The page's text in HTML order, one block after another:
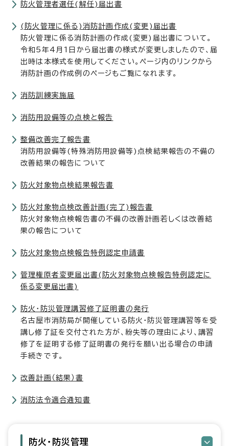
防火管理者選任(解任)届出書
(防火管理に係る)消防計画作成(変更)届出書
防火管理に係る消防計画の作成(変更)届出書について。
令和5年4月1日から届出書の様式が変更しましたので、届
出時は本様式を使用してください。ページ内のリンクから
消防計画の作成例のページもご覧になれます。
消防訓練実施届
消防用設備等の点検と報告
整備改善完了報告書
消防用設備等(特殊消防用設備等)点検結果報告の不備の
改善結果の報告について
防火対象物点検結果報告書
防火対象物点検改善計画(完了)報告書
防火対象物点検報告書の不備の改善計画若しくは改善結
果の報告について
防火対象物点検報告特例認定申請書
管理権原者変更届出書(防火対象物点検報告特例認定に
係る変更届出書)
防火・防災管理講習修了証明書の発行
名古屋市消防局が開催している防火・防災管理講習等を受
講し修了証を交付された方が、紛失等の理由により、講習
修了を証明する修了証明書の発行を願い出る場合の申請
手続きです。
改善計画（結果）書
消防法令適合通知書
防火・防災管理